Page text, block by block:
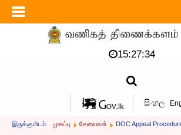
15:27:34
සිංහල
இருக்குமிடம்: முகப்பு சேவைகள் DOC Appeal